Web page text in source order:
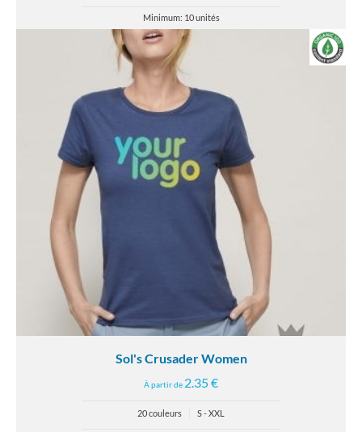
Minimum: 10 unités
Sol's Crusader Women
À partir de 2.35 €
20 couleurs S - XXL